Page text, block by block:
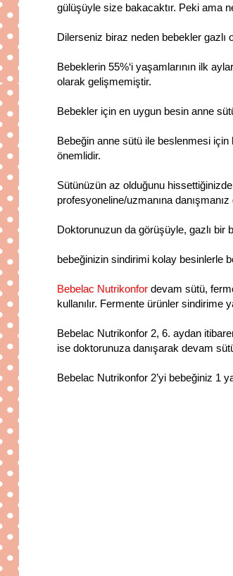
gülüşüyle size bakacaktır. Peki ama
Dilerseniz biraz neden bebekler gazlı
Bebeklerin 55%‘i yaşamlarının ilk
olarak gelişmemiştir.
Bebekler için en uygun besin anne
Bebeğin anne sütü ile beslenmesi için
önemlidir.
Sütünüzün az olduğunu
profesyoneline/uzmanına danışmanız
Doktorunuzun da görüşüyle, gazlı bir
bebeğinizin sindirimi kolay besinlerle
Bebelac Nutrikonfor devam sütü,
kullanılır. Fermente ürünler sindirime
Bebelac Nutrikonfor 2, 6. aydan
ise doktorunuza danışarak devam
Bebelac Nutrikonfor 2’yi bebeğiniz 1